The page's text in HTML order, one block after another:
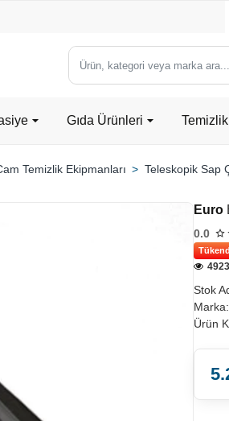
Ürün,
kategori
marka
Gıda Ürünleri
Temizlik Ekipmanları Teleskopik Sap
Euro
0.0
Stok
Marka:
Ürün
4923